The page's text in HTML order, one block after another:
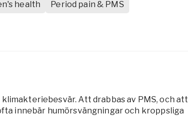
health
Period pain & PMS
Att drabbas av PMS, och att
innebär humörsvängningar och kroppsliga